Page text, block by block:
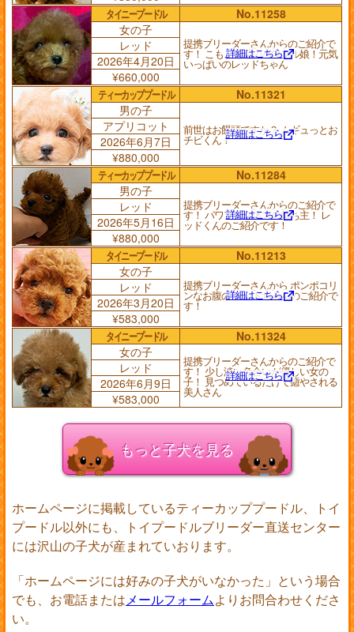
タイニープードル
No.11258
女の子
提携ブリーダーさんからのご紹介で
す！ こもこ爆毛のパワフル娘！元気
いっぱいのレッドちゃん
詳細はこちら
レッド
2026年4月20日
¥660,000
ティーカッププードル
No.11321
男の子
前世はお饅頭ですか？ ムギュっとお
チビくん！詳細はこちら
アプリコット
2026年6月7日
¥880,000
ティーカッププードル
No.11284
男の子
提携ブリーダーさんからのご紹介で
す！ パワフルな体力の持ち主！ レ
ッドくんのご紹介です！
詳細はこちら
レッド
2026年5月16日
¥880,000
タイニープードル
No.11213
女の子
提携ブリーダーさんから ポンポコリ
ンなお腹の レッドちゃんのご紹介で
す！
詳細はこちら
レッド
2026年3月20日
¥583,000
タイニープードル
No.11324
女の子
提携ブリーダーさんからのご紹介で
す！ 少し淡い色合いが優しい女の
子！ 見つめているだけで癒やされる
美人さん
詳細はこちら
レッド
2026年6月9日
¥583,000
もっと子犬を見る
ホームページに掲載しているティーカッププードル、トイ
プードル以外にも、トイプードルブリーダー直送センター
には沢山の子犬が産まれていおります。
「ホームページには好みの子犬がいなかった」という場合
でも、お電話またはメールフォームよりお問合わせくださ
い。